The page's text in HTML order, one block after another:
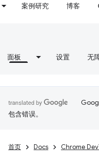
案例研究 博客
面板 设置 无
包含错误。
首页 Docs Chrome